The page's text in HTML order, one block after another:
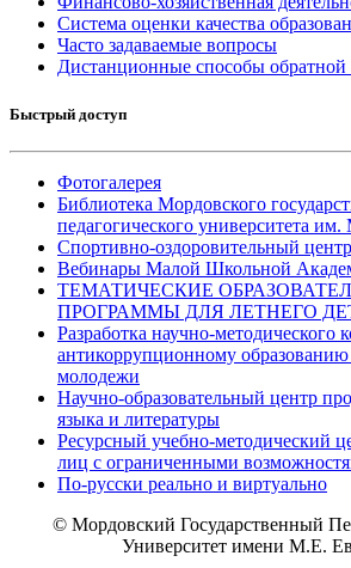
Система оценки качества
Часто задаваемые вопросы
Дистанционные способы обратной
Быстрый доступ
Фотогалерея
Библиотека Мордовского
педагогического университета
Спортивно-оздоровительный
Вебинары Малой Школьной
ТЕМАТИЧЕСКИЕ
ПРОГРАММЫ ДЛЯ ЛЕТНЕГО
Разработка научно-методического
антикоррупционному
молодежи
Научно-образовательный центр
языка и литературы
Ресурсный учебно-методический
лиц с ограниченными
По-русски реально и виртуально
© Мордовский Государственный
Университет имени М.Е.